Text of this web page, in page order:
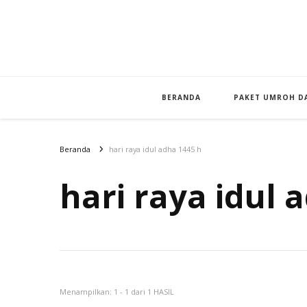
BERANDA PAKET UMROH
Beranda hari raya idul adha 1445 h
hari raya idul
Menampilkan: 1 - 1 dari 1 HASIL